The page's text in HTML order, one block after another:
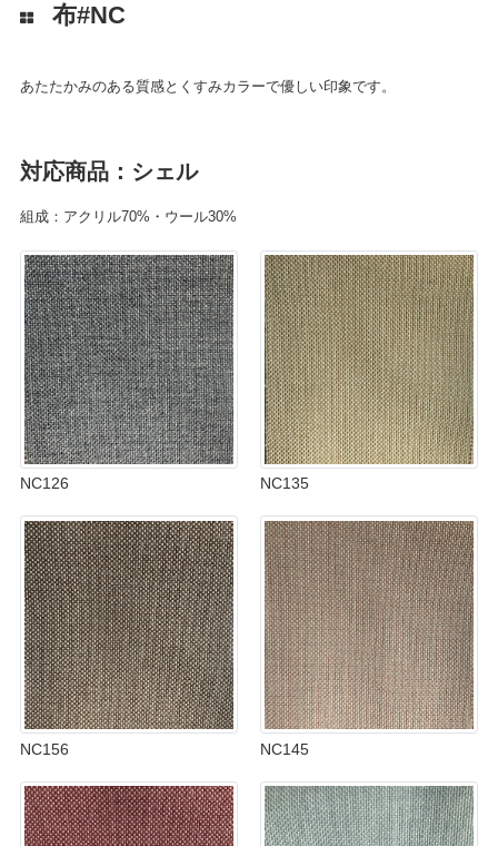
布#NC
あたたかみのある質感とくすみカラーで優しい印象です。
対応商品：シェル
組成：アクリル70%・ウール30%
NC126 NC135
NC156 NC145